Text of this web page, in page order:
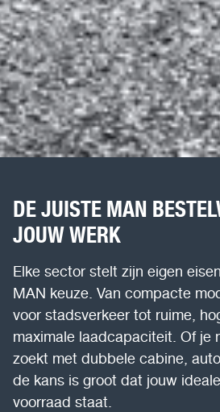
DE JUISTE MAN
JOUW WERK
Elke sector stelt zijn eigen
MAN keuze. Van compacte
voor stadsverkeer tot ruime,
maximale laadcapaciteit. Of je
zoekt met dubbele cabine,
de kans is groot dat jouw
voorraad staat.